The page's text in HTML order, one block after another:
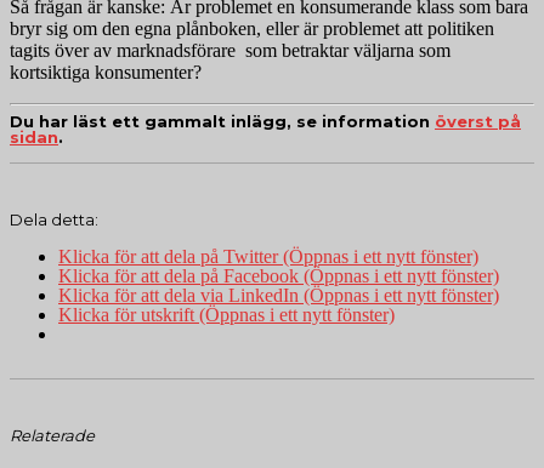
Så frågan är kanske: Är problemet en konsumerande klass som bara
bryr sig om den egna plånboken, eller är problemet att politiken
tagits över av marknadsförare som betraktar väljarna som
kortsiktiga konsumenter?
Du har läst ett gammalt inlägg, se information överst på
sidan.
Dela detta:
Klicka för att dela på Twitter (Öppnas i ett nytt fönster)
Klicka för att dela på Facebook (Öppnas i ett nytt fönster)
Klicka för att dela via LinkedIn (Öppnas i ett nytt fönster)
Klicka för utskrift (Öppnas i ett nytt fönster)
Relaterade